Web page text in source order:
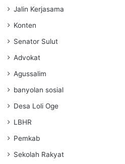
Jalin Kerjasama
Konten
Senator Sulut
Advokat
Agussalim
banyolan sosial
Desa Loli Oge
LBHR
Pemkab
Sekolah Rakyat